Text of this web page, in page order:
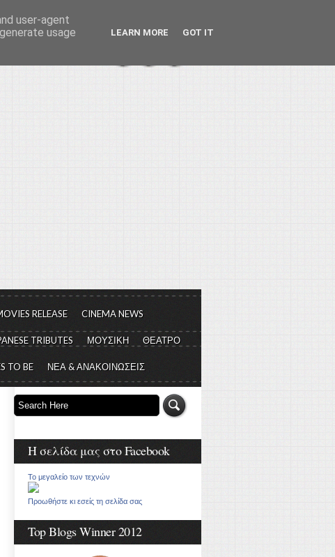
RELEASE CINEMA NEWS
TRIBUTES ΜΟΥΣΙΚΗ ΘΕΑΤΡΟ
TO BE ΝΕΑ & ΑΝΑΚΟΙΝΩΣΕΙΣ
Η σελίδα μας στο Facebook
Το μεγαλείο των τεχνών
Προωθήστε κι εσείς τη σελίδα σας
Top Blogs Winner 2012
user-agent
usage
LEARN MORE GOT IT